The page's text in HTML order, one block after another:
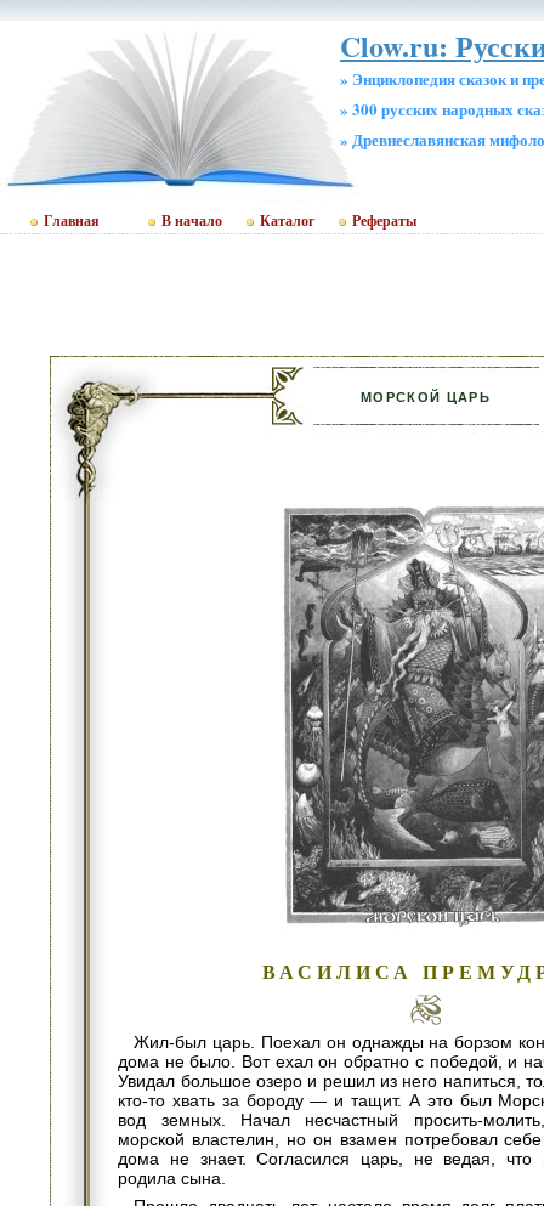
Clow.ru:
» Энциклопедия сказок и
» 300 русских народных
» Древнеславянская
Главная В начало Каталог Рефераты
МОРСКОЙ ЦАРЬ
ВАСИЛИСА
Жил-был царь. Поехал он однажды на борзом
дома не было. Вот ехал он обратно с победой, и
Увидал большое озеро и решил из него напиться,
кто-то хвать за бороду — и тащит. А это был
вод земных. Начал несчастный просить-
морской властелин, но он взамен потребовал
дома не знает. Согласился царь, не ведая, что
родила сына.